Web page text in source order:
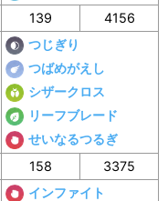
139 4156
つじぎり
つばめがえし
シザークロス
リーフブレード
せいなるつるぎ
158 3375
インファイト